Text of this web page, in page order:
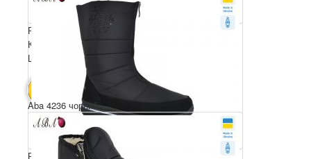
Розмірний ряд: 38-42
Комплектація ящика: 6
Ціна за пару: 590 грн.
3540 грн.
Розмірний ряд: 37-42
Aba 4236 чорний